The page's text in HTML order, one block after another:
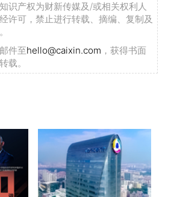
识产权为财新传媒及/或相关权利人
许可，禁止进行转载、摘编、复制及
件至hello@caixin.com ，获得书面
载。